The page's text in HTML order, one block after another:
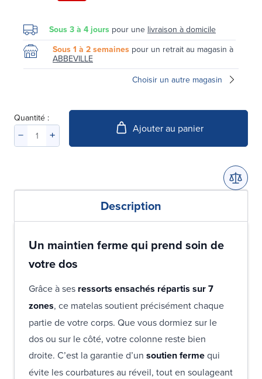
Sous 3 à 4 jours pour une livraison à domicile
Sous 1 à 2 semaines pour un retrait au magasin à
ABBEVILLE
Choisir un autre magasin
Quantité :
Ajouter au panier
Description
Un maintien ferme qui prend soin de
votre dos
Grâce à ses ressorts ensachés répartis sur 7
zones, ce matelas soutient précisément chaque
partie de votre corps. Que vous dormiez sur le
dos ou sur le côté, votre colonne reste bien
droite. C’est la garantie d’un soutien fermequi
évite les courbatures au réveil, tout en soulageant